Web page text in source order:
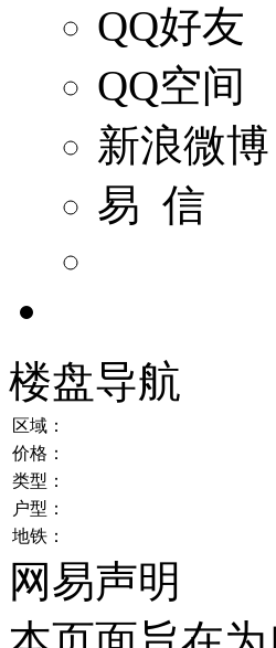
QQ好友
QQ空间
新浪微博
易 信
楼盘导航
区域：
价格：
类型：
户型：
地铁：
网易声明